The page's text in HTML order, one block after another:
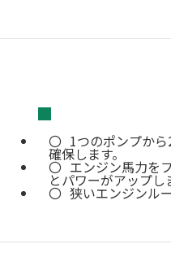
■
1つのポンプか
確保します。
エンジン馬力を
とパワーがアップし
狭いエンジンル